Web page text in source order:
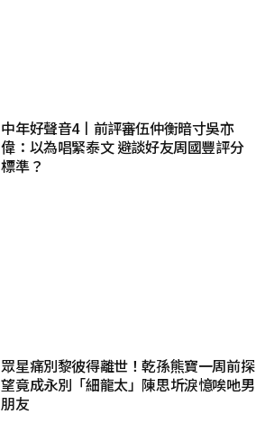
中年好聲音4丨前評審伍仲衡暗寸吳亦
偉：以為唱緊泰文 避談好友周國豐評分
標準？
眾星痛別黎彼得離世！乾孫熊寶一周前探
望竟成永別「細龍太」陳思圻淚憶唉吔男
朋友